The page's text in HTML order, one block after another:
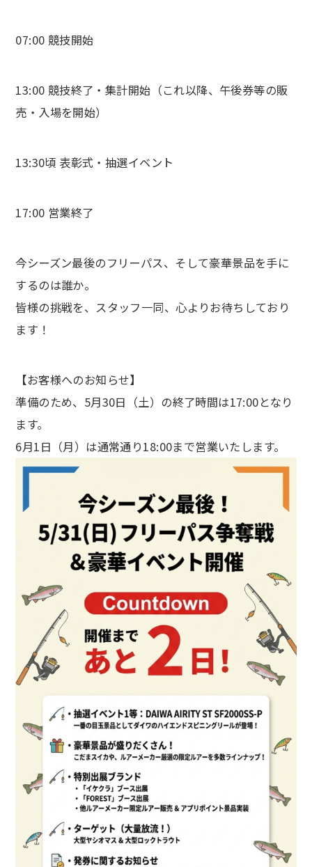
07:00 競技開始
13:00 競技終了・集計開始（これ以降、午後券等の販
売・入場を開始）
13:30頃 表彰式・抽選イベント
17:00 営業終了
今シーズン最後のフリーパス、そして豪華景品を手に
するのは誰か。
皆様の挑戦を、スタッフ一同、心よりお待ちしており
ます！
【お客様へのお知らせ】
準備のため、5月30日（土）の終了時間は17:00となり
ます。
6月1日（月）は通常通り18:00まで営業いたします。